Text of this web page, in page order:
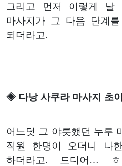
그리고 먼저 이렇게 날
마사지가 그 다음 단계
되더라고.
◈ 다낭 사쿠라 마사지 초
어느덧 그 야릇했던 누루
직원 한명이 오더니 나
하더라고. 드디어…